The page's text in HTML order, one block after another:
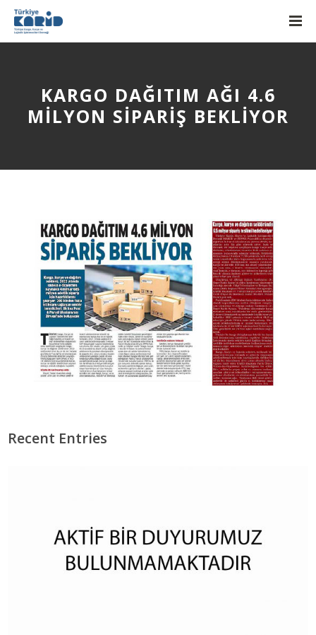
KARGO DAĞITIM AĞI 4.6
MILYON SIPARIŞ BEKLIYOR
Recent Entries